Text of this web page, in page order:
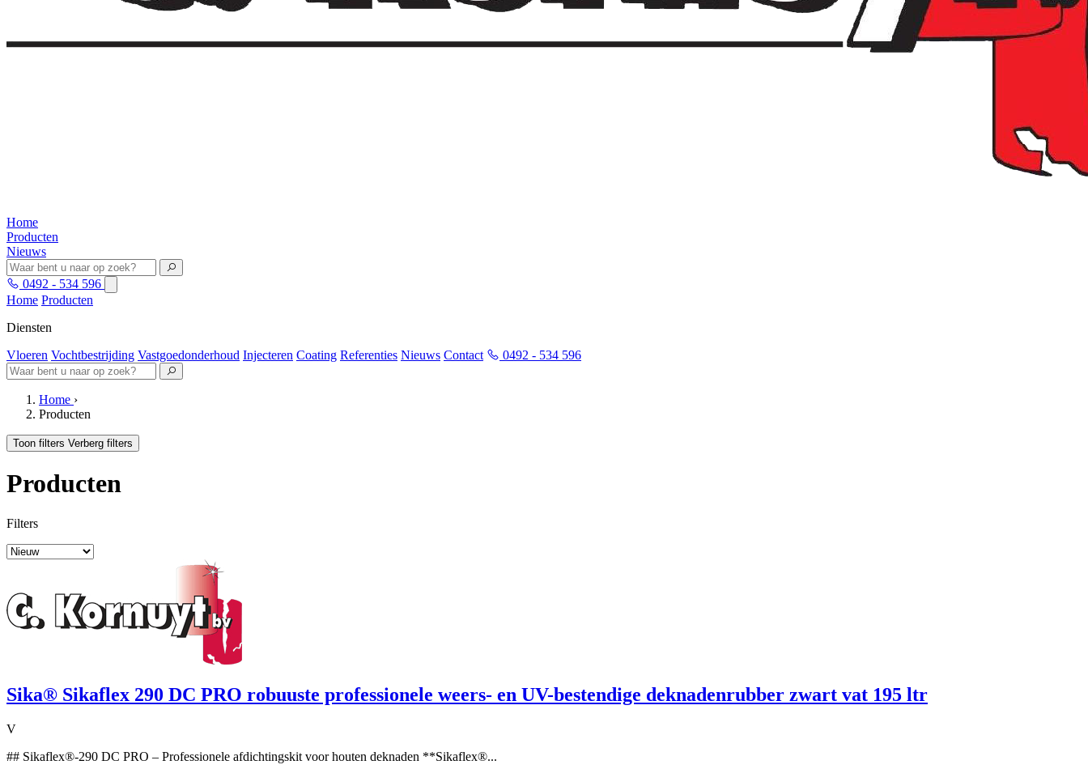
Home
Producten
Nieuws
0492 - 534 596
Home Producten
Diensten
Vloeren Vochtbestrijding Vastgoedonderhoud Injecteren Coating Referenties Nieuws Contact 0492 - 534 596
Home ›
Producten
Toon filters Verberg filters
Producten
Filters
Sika® Sikaflex 290 DC PRO robuuste professionele weers- en UV-bestendige deknadenrubber zwart vat 195 ltr
V
## Sikaflex®-290 DC PRO – Professionele afdichtingskit voor houten deknaden **Sikaflex®...